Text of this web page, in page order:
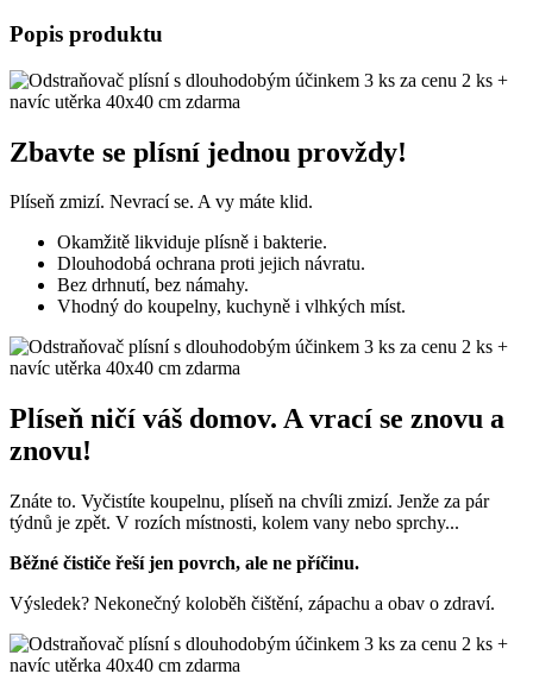
Popis produktu
Zbavte se plísní jednou provždy!
Plíseň zmizí. Nevrací se. A vy máte klid.
Okamžitě likviduje plísně i bakterie.
Dlouhodobá ochrana proti jejich návratu.
Bez drhnutí, bez námahy.
Vhodný do koupelny, kuchyně i vlhkých míst.
Plíseň ničí váš domov. A vrací se znovu a
znovu!
Znáte to. Vyčistíte koupelnu, plíseň na chvíli zmizí. Jenže za pár
týdnů je zpět. V rozích místnosti, kolem vany nebo sprchy...
Běžné čističe řeší jen povrch, ale ne příčinu.
Výsledek? Nekonečný koloběh čištění, zápachu a obav o zdraví.